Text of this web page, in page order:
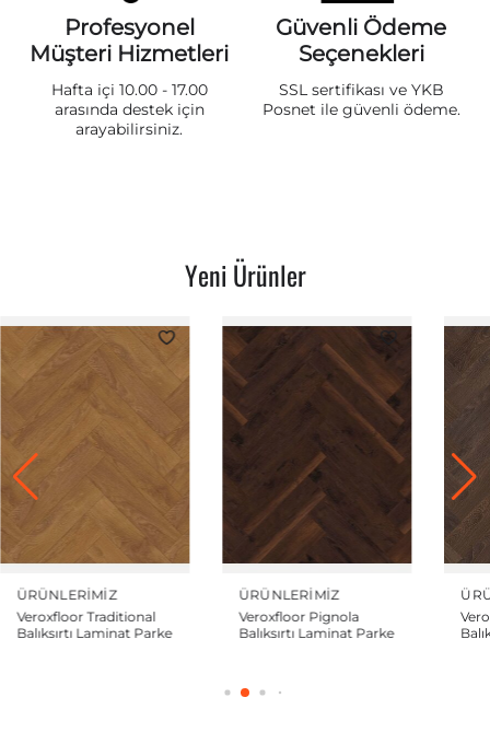
Profesyonel
Müşteri Hizmetleri
Hafta içi 10.00 - 17.00
arasında destek için
arayabilirsiniz.
Güvenli Ödeme
Seçenekleri
SSL sertifikası ve YKB
Posnet ile güvenli ödeme.
Yeni Ürünler
ÜRÜNLERIMIZ
Veroxfloor Pignola
Balıksırtı Laminat Parke
ÜRÜNLERIMIZ
Veroxfloor Famous
Balıksırtı Laminat Parke